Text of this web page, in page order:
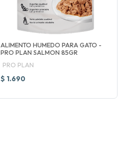
ALIMENTO HUMEDO PARA GATO -
PRO PLAN SALMON 85GR
PRO PLAN
$ 1.690